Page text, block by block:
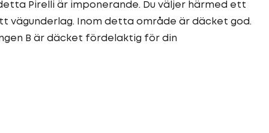
Pirelli är imponerande. Du väljer härmed ett
vägunderlag. Inom detta område är däcket god.
B är däcket fördelaktig för din